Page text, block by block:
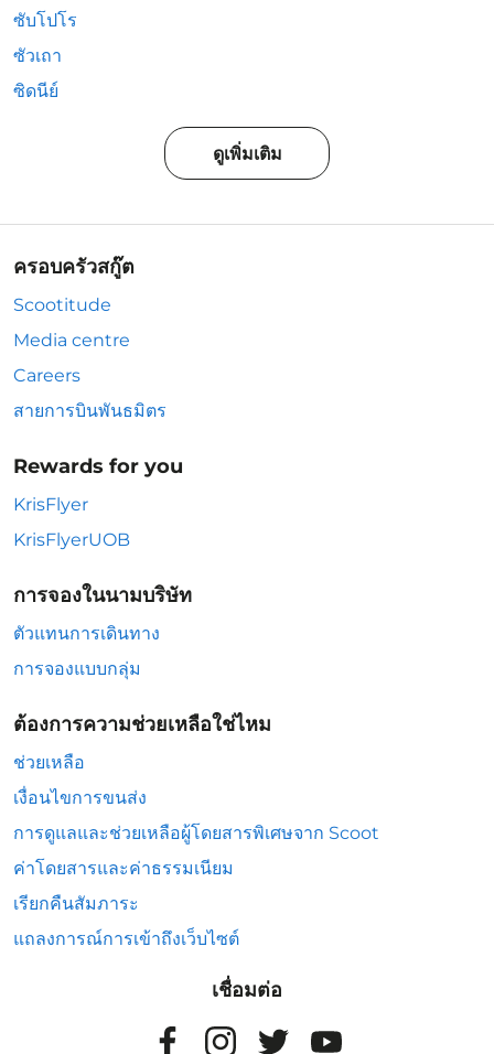
ซับโปโร
ซัวเถา
ซิดนีย์
ดูเพิ่มเติม
ครอบครัวสกู๊ต
Scootitude
Media centre
Careers
สายการบินพันธมิตร
Rewards for you
KrisFlyer
KrisFlyerUOB
การจองในนามบริษัท
ตัวแทนการเดินทาง
การจองแบบกลุ่ม
ต้องการความช่วยเหลือใช่ไหม
ช่วยเหลือ
เงื่อนไขการขนส่ง
การดูแลและช่วยเหลือผู้โดยสารพิเศษจาก Scoot
ค่าโดยสารและค่าธรรมเนียม
เรียกคืนสัมภาระ
แถลงการณ์การเข้าถึงเว็บไซต์
เชื่อมต่อ